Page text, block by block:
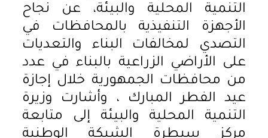
التنمية المحلية والبيئة، عن نجاح
الأجهزة التنفيذية بالمحافظات في
التصدي لمخالفات البناء والتعديات
على الأراضي الزراعية بالبناء في عدد
من محافظات الجمهورية خلال إجازة
عيد الفطر المبارك ، وأشارت وزيرة
التنمية المحلية والبيئة إلى متابعة
مركز سيطرة الشبكة الوطنية